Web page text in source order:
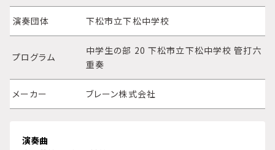
演奏団体 下松市立下松中学校
プログラム
中学生の部 20 下松市立下松中学校 管打六
重奏
メーカー ブレーン株式会社
演奏曲